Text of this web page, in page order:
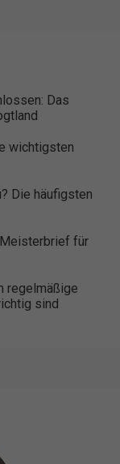
Das
wichtigsten
Die häufigsten
für
regelmäßige
sind